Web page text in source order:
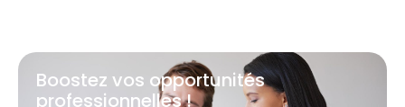
Boostez vos opportunités
professionnelles !